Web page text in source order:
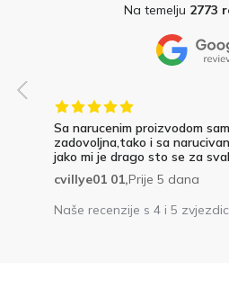
Na temelju 2773
Sa narucenim proizvodom
zadovoljna,tako i sa
jako mi je drago sto se za
cvillye01 01,Prije 5 dana
Naše recenzije s 4 i 5